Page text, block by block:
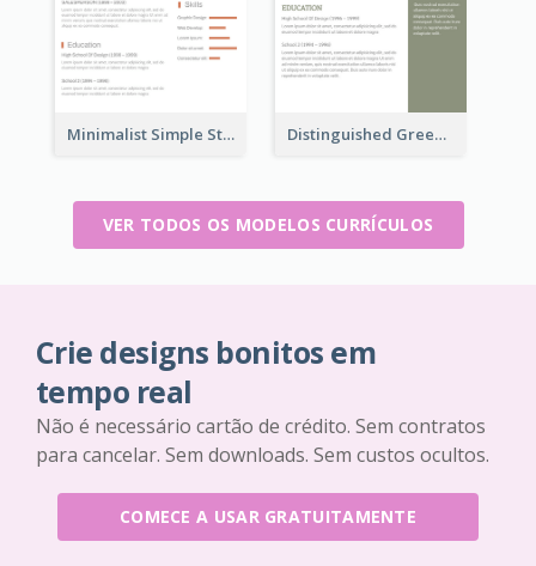
Minimalist Simple Student Resume Distinguished Green Vintage Resume
VER TODOS OS MODELOS CURRÍCULOS
Crie designs bonitos em
tempo real
Não é necessário cartão de crédito. Sem contratos
para cancelar. Sem downloads. Sem custos ocultos.
COMECE A USAR GRATUITAMENTE